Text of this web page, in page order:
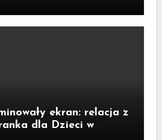
ekran: relacja z
dla Dzieci w